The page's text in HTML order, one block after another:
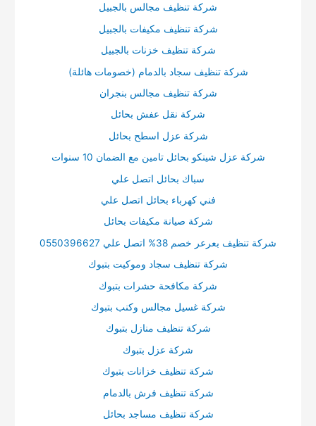
شركة تنظيف مجالس بالجبيل
شركة تنظيف مكيفات بالجبيل
شركة تنظيف خزنات بالجبيل
شركة تنظيف سجاد بالدمام (خصومات هائلة)
شركة تنظيف مجالس بنجران
شركة نقل عفش بحائل
شركة عزل اسطح بحائل
شركة عزل شينكو بحائل تامين مع الضمان 10 سنوات
سباك بحائل اتصل علي
فني كهرباء بحائل اتصل علي
شركة صيانة مكيفات بحائل
شركة تنظيف بعرعر خصم 38% اتصل علي 0550396627
شركة تنظيف سجاد وموكيت بتبوك
شركة مكافحة حشرات بتبوك
شركة غسيل مجالس وكنب بتبوك
شركة تنظيف منازل بتبوك
شركة عزل بتبوك
شركة تنظيف خزانات بتبوك
شركة تنظيف فرش بالدمام
شركة تنظيف مساجد بحائل